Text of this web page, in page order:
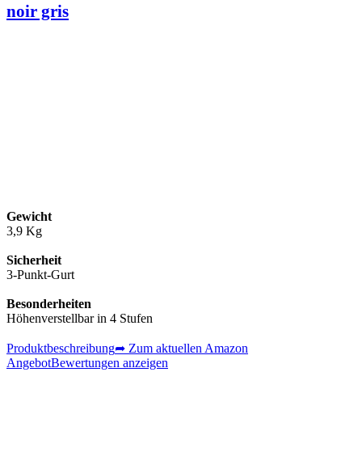
noir gris
Gewicht
3,9 Kg
Sicherheit
3-Punkt-Gurt
Besonderheiten
Höhenverstellbar in 4 Stufen
Produktbeschreibung➦ Zum aktuellen Amazon
AngebotBewertungen anzeigen